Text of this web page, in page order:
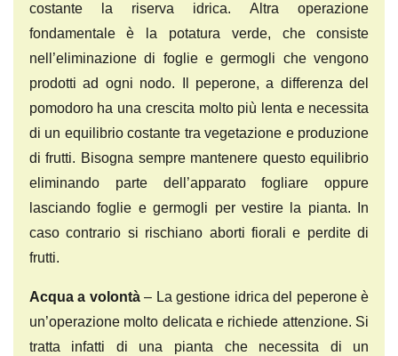
costante la riserva idrica. Altra operazione
fondamentale è la potatura verde, che consiste
nell’eliminazione di foglie e germogli che vengono
prodotti ad ogni nodo. Il peperone, a differenza del
pomodoro ha una crescita molto più lenta e necessita
di un equilibrio costante tra vegetazione e produzione
di frutti. Bisogna sempre mantenere questo equilibrio
eliminando parte dell’apparato fogliare oppure
lasciando foglie e germogli per vestire la pianta. In
caso contrario si rischiano aborti fiorali e perdite di
frutti.
Acqua a volontà– La gestione idrica del peperone è
un’operazione molto delicata e richiede attenzione. Si
tratta infatti di una pianta che necessita di un